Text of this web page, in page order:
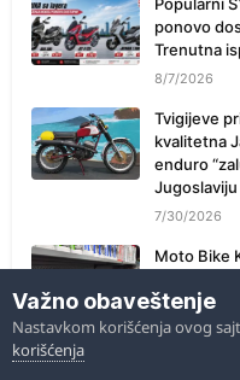
ponovo
Trenutna
8/7/2026
Tvigijeve
kvalitetna
enduro
Jugoslaviju
7/30/2026
Moto Bike
7/30/2026
Važno obaveštenje
Nastavkom korišćenja ovog
korišćenja